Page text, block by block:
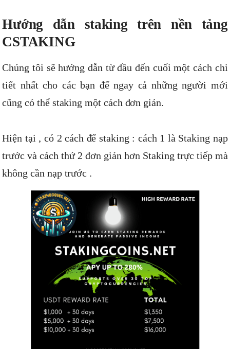
Hướng dẫn staking trên nền tảng
CSTAKING
Chúng tôi sẽ hướng dẫn từ đầu đến cuối một cách chi
tiết nhất cho các bạn để ngay cả những người mới
cũng có thể staking một cách đơn giản.
Hiện tại , có 2 cách để staking : cách 1 là Staking nạp
trước và cách thứ 2 đơn giản hơn Staking trực tiếp mà
không cần nạp trước .